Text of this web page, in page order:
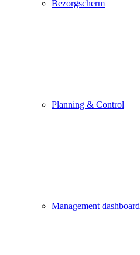
Bezorgscherm
Planning & Control
Management dashboard